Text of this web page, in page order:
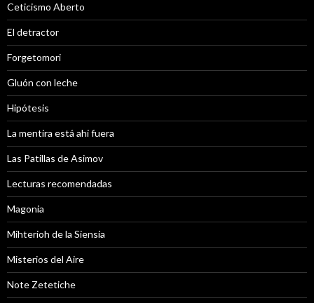
Ceticismo Aberto
El detractor
Forgetomori
Gluón con leche
Hipótesis
La mentira está ahi fuera
Las Patillas de Asimov
Lecturas recomendadas
Magonia
Mihterioh de la Siensia
Misterios del Aire
Note Zetetiche